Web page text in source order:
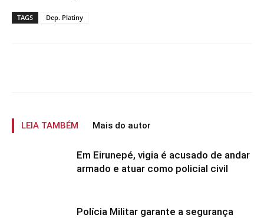
TAGS Dep. Platiny
LEIA TAMBÉM Mais do autor
Em Eirunepé, vigia é acusado de andar
armado e atuar como policial civil
Polícia Militar garante a segurança